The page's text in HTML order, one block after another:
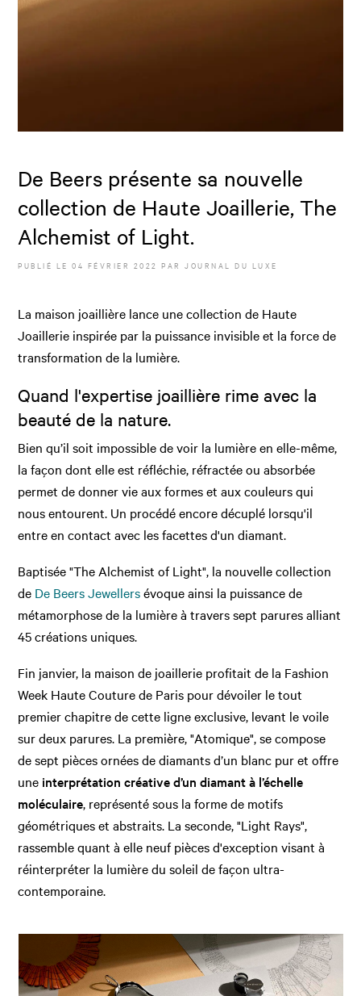
De Beers présente sa nouvelle
collection de Haute Joaillerie, The
Alchemist of Light.
PUBLIÉ LE04 FÉVRIER 2022 PAR JOURNAL DU LUXE
La maison joaillière lance une collection de Haute
Joaillerie inspirée par la puissance invisible et la force de
transformation de la lumière.
Quand l'expertise joaillière rime avec la
beauté de la nature.
Bien qu’il soit impossible de voir la lumière en elle-même,
la façon dont elle est réfléchie, réfractée ou absorbée
permet de donner vie aux formes et aux couleurs qui
nous entourent. Un procédé encore décuplé lorsqu'il
entre en contact avec les facettes d'un diamant.
Baptisée "The Alchemist of Light", la nouvelle collection
de De Beers Jewellersévoque ainsi la puissance de
métamorphose de la lumière à travers sept parures alliant
45 créations uniques.
Fin janvier, la maison de joaillerie profitait de la Fashion
Week Haute Couture de Paris pour dévoiler le tout
premier chapitre de cette ligne exclusive, levant le voile
sur deux parures. La première, "Atomique", se compose
de sept pièces ornées de diamants d’un blanc pur et offre
une interprétation créative d’un diamant à l’échelle
moléculaire, représenté sous la forme de motifs
géométriques et abstraits. La seconde, "Light Rays",
rassemble quant à elle neuf pièces d'exception visant à
réinterpréter la lumière du soleil de façon ultra-
contemporaine.